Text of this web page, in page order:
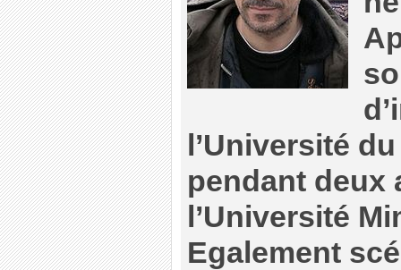
l’Université
pendant deux
l’Université
Egalement